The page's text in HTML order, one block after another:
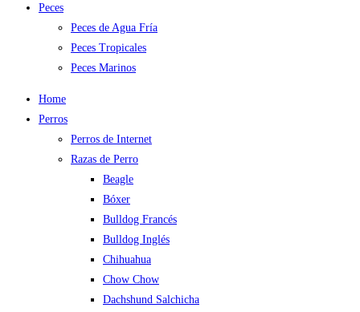
Peces
Peces de Agua Fría
Peces Tropicales
Peces Marinos
Home
Perros
Perros de Internet
Razas de Perro
Beagle
Bóxer
Bulldog Francés
Bulldog Inglés
Chihuahua
Chow Chow
Dachshund Salchicha